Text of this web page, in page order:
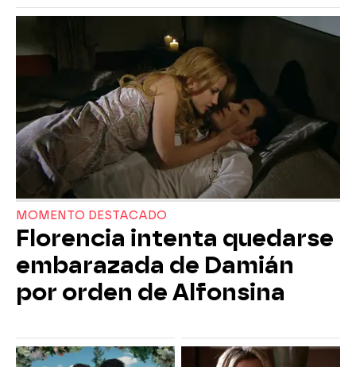
MOMENTO DESTACADO
Florencia intenta quedarse
embarazada de Damián
por orden de Alfonsina